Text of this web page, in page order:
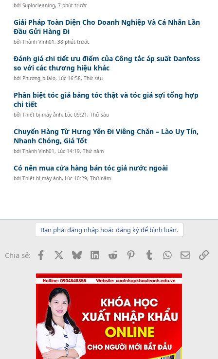
bởiSuplocleaning,7 phút trước
Giải Pháp Toàn Diện Cho Doanh Nghiệp Và Cá Nhân Lần
Đầu Gửi Hàng Đi
bởiThành Vinh01,38 phút trước
Đánh giá chi tiết ưu điểm của Công tắc áp suất Danfoss
so với các thương hiệu khác
bởi Phương_bilalo, Lúc 16:58, Thứ sáu
Phân biệt tóc giả bằng tóc thật và tóc giả sợi tổng hợp
chi tiết
bởiThiết bị máy ảnh, Lúc 09:21, Thứ sáu
Chuyển Hàng Từ Hưng Yên Đi Viêng Chăn – Lào Uy Tín,
Nhanh Chóng, Giá Tốt
bởiThành Vinh01, Lúc 14:19, Thứ năm
Có nên mua cửa hàng bán tóc giả nước ngoài
bởiThiết bị máy ảnh, Lúc 10:29, Thứ năm
Bạn phải đăng nhập hoặc đăng ký để bình luận.
Chia sẻ: Facebook BlueskyLinkedInReddit PinterestTumblrWhatsApp
Email